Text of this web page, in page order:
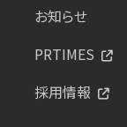
お知らせ
PRTIMES
採用情報